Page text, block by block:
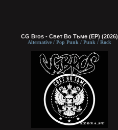
CG Bros - Свет Во Тьме (EP) (2026)
Alternative / Pop Punk / Punk / Rock